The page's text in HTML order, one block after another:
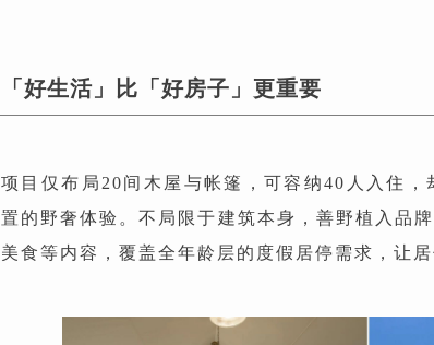
「好生活」比「好房子」更重要
项目仅布局20间木屋与帐篷，可容纳40人入住
置的野奢体验。不局限于建筑本身，善野植入品
美食等内容，覆盖全年龄层的度假居停需求，让居